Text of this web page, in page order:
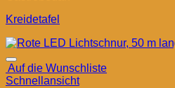
Kreidetafel
Auf die Wunschliste
Schnellansicht